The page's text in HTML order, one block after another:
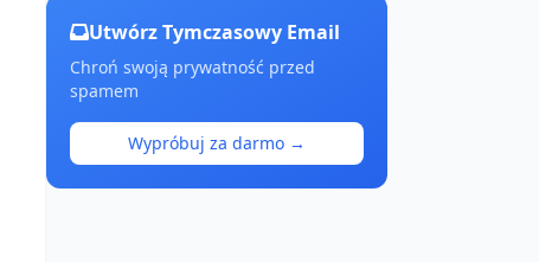
Utwórz Tymczasowy Email
Chroń swoją prywatność przed
spamem
Wypróbuj za darmo →